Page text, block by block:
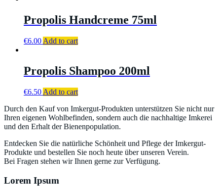
Propolis Handcreme 75ml
€6.00 Add to cart
Propolis Shampoo 200ml
€6.50 Add to cart
Durch den Kauf von Imkergut-Produkten unterstützen Sie nicht nur
Ihren eigenen Wohlbefinden, sondern auch die nachhaltige Imkerei
und den Erhalt der Bienenpopulation.
Entdecken Sie die natürliche Schönheit und Pflege der Imkergut-
Produkte und bestellen Sie noch heute über unseren Verein.
Bei Fragen stehen wir Ihnen gerne zur Verfügung.
Lorem Ipsum